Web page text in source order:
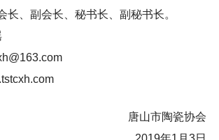
长、副会长、秘书长、副秘书长。
唐山市陶瓷协会